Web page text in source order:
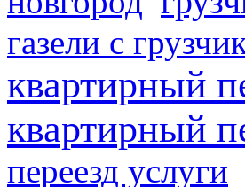
газели с
квартирный
квартирный
переезд услуги